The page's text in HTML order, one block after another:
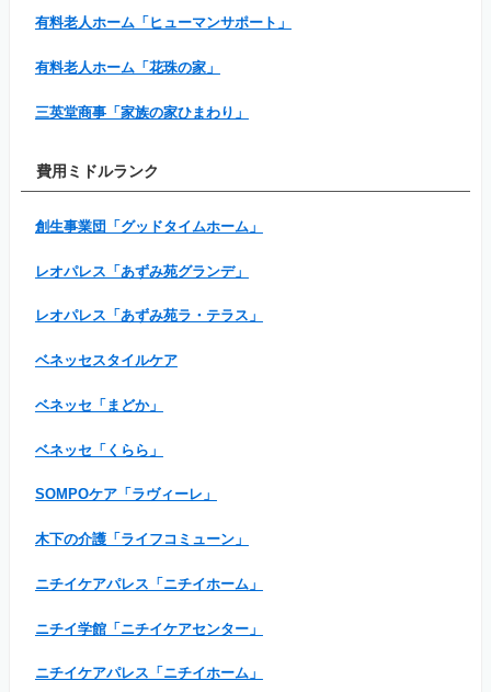
有料老人ホーム「ヒューマンサポート」
有料老人ホーム「花珠の家」
三英堂商事「家族の家ひまわり」
費用ミドルランク
創生事業団「グッドタイムホーム」
レオパレス「あずみ苑グランデ」
レオパレス「あずみ苑ラ・テラス」
ベネッセスタイルケア
ベネッセ「まどか」
ベネッセ「くらら」
SOMPOケア「ラヴィーレ」
木下の介護「ライフコミューン」
ニチイケアパレス「ニチイホーム」
ニチイ学館「ニチイケアセンター」
ニチイケアパレス「ニチイホーム」